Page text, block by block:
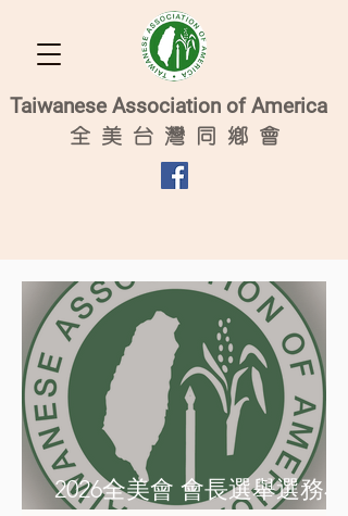
Taiwanese Association of America
全 美 台 灣 同 鄉 會
2026全美會 會長選舉選務小